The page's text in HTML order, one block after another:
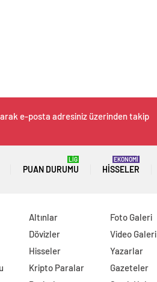
e-posta adresiniz üzerinden takip
PUAN DURUMU
LİG
HISSELER
EKONOMİ
Altınlar
Dövizler
Hisseler
Kripto Paralar
Foto Galeri
Video Galeri
Yazarlar
Gazeteler